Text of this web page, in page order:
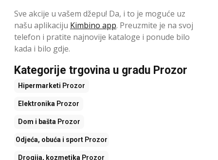
Sve akcije u vašem džepu! Da, i to je moguće uz
našu aplikaciju Kimbino app. Preuzmite je na svoj
telefon i pratite najnovije kataloge i ponude bilo
kada i bilo gdje.
Kategorije trgovina u gradu Prozor
Hipermarketi Prozor
Elektronika Prozor
Dom i bašta Prozor
Odjeća, obuća i sport Prozor
Drogija, kozmetika Prozor